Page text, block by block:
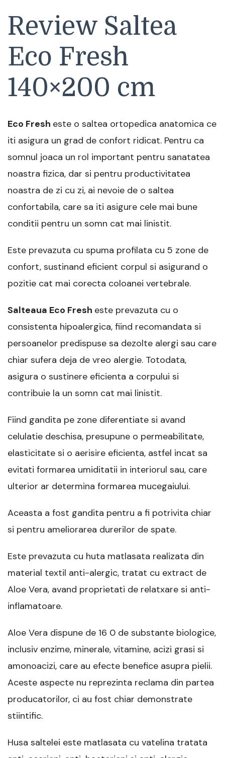
Review Saltea
Eco Fresh
140×200 cm
Eco Fresh este o saltea ortopedica anatomica ce
iti asigura un grad de confort ridicat. Pentru ca
somnul joaca un rol important pentru sanatatea
noastra fizica, dar si pentru productivitatea
noastra de zi cu zi, ai nevoie de o saltea
confortabila, care sa iti asigure cele mai bune
conditii pentru un somn cat mai linistit.
Este prevazuta cu spuma profilata cu 5 zone de
confort, sustinand eficient corpul si asigurand o
pozitie cat mai corecta coloanei vertebrale.
Salteaua Eco Fresh este prevazuta cu o
consistenta hipoalergica, fiind recomandata si
persoanelor predispuse sa dezolte alergi sau care
chiar sufera deja de vreo alergie. Totodata,
asigura o sustinere eficienta a corpului si
contribuie la un somn cat mai linistit.
Fiind gandita pe zone diferentiate si avand
celulatie deschisa, presupune o permeabilitate,
elasticitate si o aerisire eficienta, astfel incat sa
evitati formarea umiditatii in interiorul sau, care
ulterior ar determina formarea mucegaiului.
Aceasta a fost gandita pentru a fi potrivita chiar
si pentru ameliorarea durerilor de spate.
Este prevazuta cu huta matlasata realizata din
material textil anti-alergic, tratat cu extract de
Aloe Vera, avand proprietati de relatxare si anti-
inflamatoare.
Aloe Vera dispune de 16 0 de substante biologice,
inclusiv enzime, minerale, vitamine, acizi grasi si
amonoacizi, care au efecte benefice asupra pielii.
Aceste aspecte nu reprezinta reclama din partea
producatorilor, ci au fost chiar demonstrate
stiintific.
Husa saltelei este matlasata cu vatelina tratata